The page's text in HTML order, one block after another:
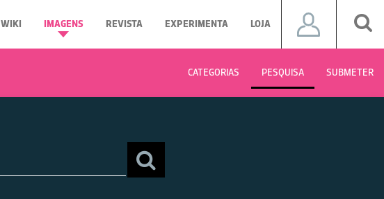
WIKI IMAGENS REVISTA EXPERIMENTA LOJA
CATEGORIAS PESQUISA SUBMETER